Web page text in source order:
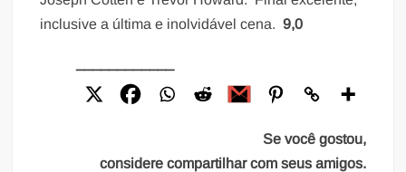
inclusive a última e inolvidável cena.9,0
Se você gostou,
considere compartilhar com seus amigos.